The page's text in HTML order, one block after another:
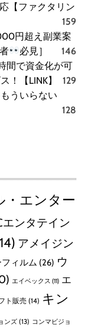
【ファクタリン
159
円超え副業案
必見］
146
間で資金化が可
！【LINK】
129
ういらない
128
・エンター
エンタテイン
アメイジン
ィルム (26) ウ
エイベックス (11) エ
ト販売 (14) キン
ンズ (13) コンマビジョ